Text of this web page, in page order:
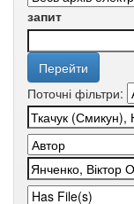
запит
Поточні фільтри: